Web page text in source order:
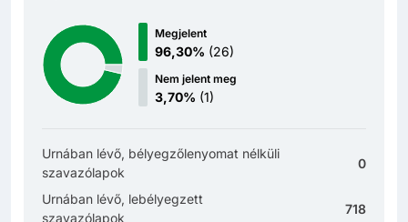
Megjelent
96,30% (26)
Nem jelent meg
3,70% (1)
Urnában lévő, bélyegzőlenyomat nélküli
szavazólapok
0
Urnában lévő, lebélyegzett
szavazólapok
718